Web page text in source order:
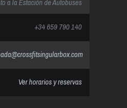
a la Estación de Autobuses
+34 659 790 140
Ver horarios y reservas